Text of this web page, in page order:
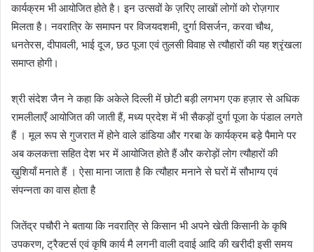
कार्यक्रम भी आयोजित होते है। इन उत्सवों के ज़रिए लाखों लोगों को रोज़गार
मिलता है। नवरात्रि के समापन पर विजयदशमी, दुर्गा विसर्जन, करवा चौथ,
धनतेरस, दीपावली, भाई दूज, छठ पूजा एवं तुलसी विवाह से त्यौहारों की यह श्रृंखला
समाप्त होगी।
श्री संदेश जैन ने कहा कि अकेले दिल्ली में छोटी बड़ी लगभग एक हज़ार से अधिक
रामलीलाएँ आयोजित की जाती हैं, मध्य प्रदेश में भी सैकड़ों दुर्गा पूजा के पंडाल लगते
हैं । मूल रूप से गुजरात में होने वाले डांडिया और गरबा के कार्यक्रम बड़े पैमाने पर
अब कलकत्ता सहित देश भर में आयोजित होते हैं और करोड़ों लोग त्यौहारों की
ख़ुशियाँ मनाते हैं । ऐसा माना जाता है कि त्यौहार मनाने से घरों में सौभाग्य एवं
संपन्नता का वास होता है
जितेंद्र पचौरी ने बताया कि नवरात्रि से किसान भी अपने खेती किसानी के कृषि
उपकरण, ट्रैक्टर्स एवं कृषि कार्य मै लगनी वाली दवाई आदि की खरीदी इसी समय